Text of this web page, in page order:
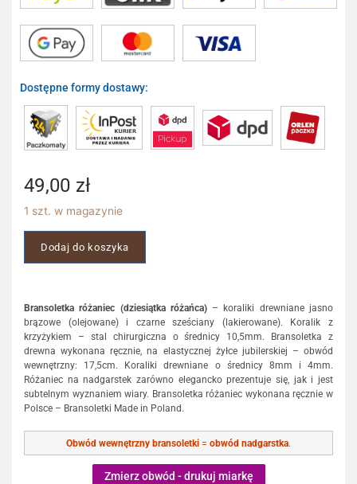
Dostępne formy dostawy:
49,00 zł
1 szt. w magazynie
Dodaj do koszyka
Bransoletka różaniec (dziesiątka różańca)– koraliki drewniane jasno
brązowe (olejowane) i czarne sześciany (lakierowane). Koralik z
krzyżykiem – stal chirurgiczna o średnicy 10,5mm. Bransoletka z
drewna wykonana ręcznie, na elastycznej żyłce jubilerskiej – obwód
wewnętrzny: 17,5cm. Koraliki drewniane o średnicy 8mm i 4mm.
Różaniec na nadgarstek zarówno elegancko prezentuje się, jak i jest
subtelnym wyznaniem wiary. Bransoletka różaniec wykonana ręcznie w
Polsce – Bransoletki Made in Poland.
Obwód wewnętrzny bransoletki = obwód nadgarstka.
Zmierz obwód - drukuj miarkę